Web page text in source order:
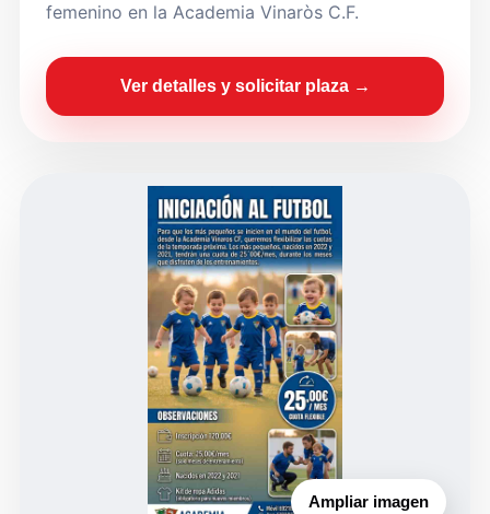
femenino en la Academia Vinaròs C.F.
Ver detalles y solicitar plaza →
Ampliar imagen